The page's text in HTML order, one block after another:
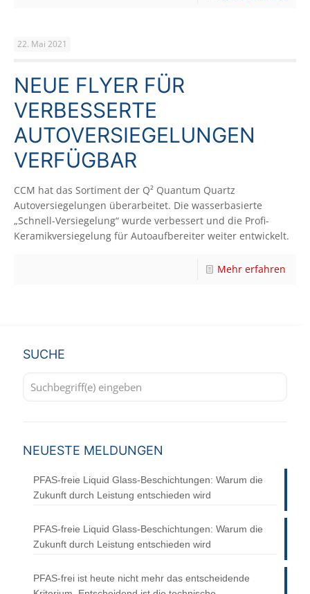
22. Mai 2021
NEUE FLYER FÜR
VERBESSERTE
AUTOVERSIEGELUNGEN
VERFÜGBAR
CCM hat das Sortiment der Q² Quantum Quartz
Autoversiegelungen überarbeitet. Die wasserbasierte
„Schnell-Versiegelung“ wurde verbessert und die Profi-
Keramikversiegelung für Autoaufbereiter weiter entwickelt.
Mehr erfahren
SUCHE
NEUESTE MELDUNGEN
PFAS-freie Liquid Glass-Beschichtungen: Warum die
Zukunft durch Leistung entschieden wird
PFAS-freie Liquid Glass-Beschichtungen: Warum die
Zukunft durch Leistung entschieden wird
PFAS-frei ist heute nicht mehr das entscheidende